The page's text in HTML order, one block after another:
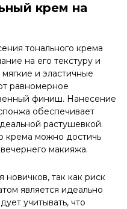
крем на
тонального крема
на его текстуру и
и эластичные
равномерное
финиш. Нанесение
обеспечивает
растушевкой.
крема можно достичь
макияжа.
так как риск
является идеально
учитывать, что